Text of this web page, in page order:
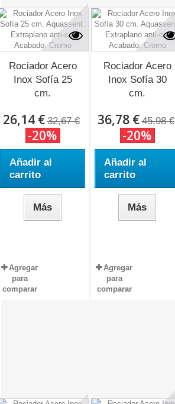
Rociador Acero
Inox Sofía 25
cm.
26,14 € 32,67 €
-20%
Añadir al
carrito
Más
Agregar
para
comparar
Rociador Acero
Inox Sofía 30
cm.
36,78 € 45,98 €
-20%
Añadir al
carrito
Más
Agregar
para
comparar